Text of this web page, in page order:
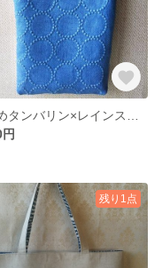
残り1点